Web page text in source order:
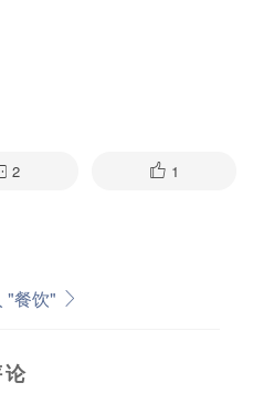
2 1
"餐饮"